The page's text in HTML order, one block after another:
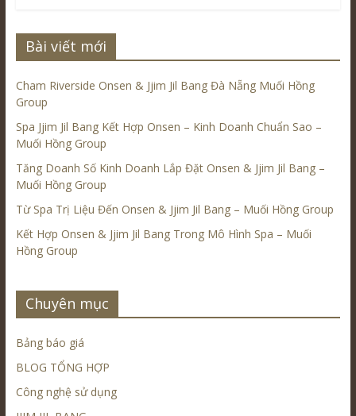
Bài viết mới
Cham Riverside Onsen & Jjim Jil Bang Đà Nẵng Muối Hồng
Group
Spa Jjim Jil Bang Kết Hợp Onsen – Kinh Doanh Chuẩn Sao –
Muối Hồng Group
Tăng Doanh Số Kinh Doanh Lắp Đặt Onsen & Jjim Jil Bang –
Muối Hồng Group
Từ Spa Trị Liệu Đến Onsen & Jjim Jil Bang – Muối Hồng Group
Kết Hợp Onsen & Jjim Jil Bang Trong Mô Hình Spa – Muối
Hồng Group
Chuyên mục
Bảng báo giá
BLOG TỔNG HỢP
Công nghệ sử dụng